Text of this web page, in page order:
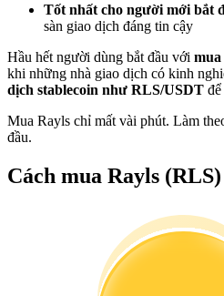
Thông tin
Tốt nhất cho người mới bắt
sàn giao dịch đáng tin cậy
Hầu hết người dùng bắt đầu với mua
khi những nhà giao dịch có kinh
dịch stablecoin như RLS/USDT
Mua Rayls chỉ mất vài phút. Làm
đầu.
Cách mua Rayls